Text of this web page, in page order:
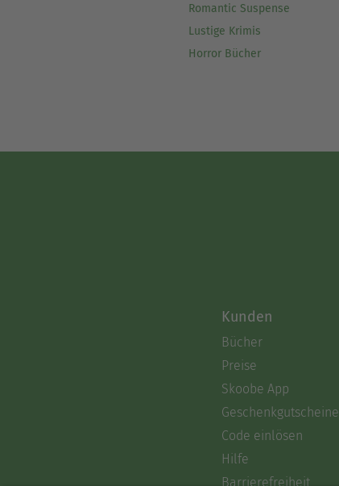
Romantic Suspense
Lustige Krimis
Horror Bücher
Kunden
Bücher
Preise
Skoobe App
Geschenkgutscheine
Code einlösen
Hilfe
Barrierefreiheit